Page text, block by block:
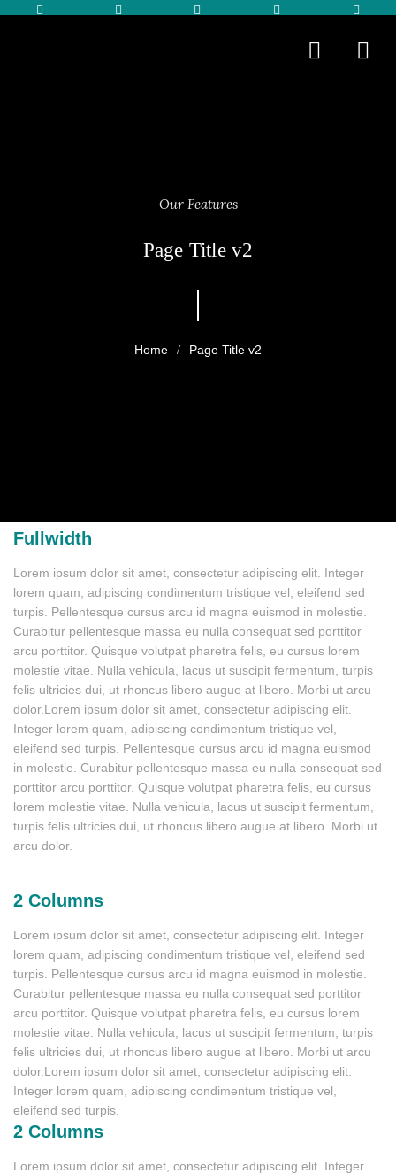
Our Features
Page Title v2
Page Title v2
Fullwidth
Lorem ipsum dolor sit amet, consectetur adipiscing elit. Integer
lorem quam, adipiscing condimentum tristique vel, eleifend sed
turpis. Pellentesque cursus arcu id magna euismod in molestie.
Curabitur pellentesque massa eu nulla consequat sed porttitor
arcu porttitor. Quisque volutpat pharetra felis, eu cursus lorem
molestie vitae. Nulla vehicula, lacus ut suscipit fermentum, turpis
felis ultricies dui, ut rhoncus libero augue at libero. Morbi ut arcu
dolor.Lorem ipsum dolor sit amet, consectetur adipiscing elit.
Integer lorem quam, adipiscing condimentum tristique vel,
eleifend sed turpis. Pellentesque cursus arcu id magna euismod
in molestie. Curabitur pellentesque massa eu nulla consequat sed
porttitor arcu porttitor. Quisque volutpat pharetra felis, eu cursus
lorem molestie vitae. Nulla vehicula, lacus ut suscipit fermentum,
turpis felis ultricies dui, ut rhoncus libero augue at libero. Morbi ut
arcu dolor.
2 Columns
Lorem ipsum dolor sit amet, consectetur adipiscing elit. Integer
lorem quam, adipiscing condimentum tristique vel, eleifend sed
turpis. Pellentesque cursus arcu id magna euismod in molestie.
Curabitur pellentesque massa eu nulla consequat sed porttitor
arcu porttitor. Quisque volutpat pharetra felis, eu cursus lorem
molestie vitae. Nulla vehicula, lacus ut suscipit fermentum, turpis
felis ultricies dui, ut rhoncus libero augue at libero. Morbi ut arcu
dolor.Lorem ipsum dolor sit amet, consectetur adipiscing elit.
Integer lorem quam, adipiscing condimentum tristique vel,
eleifend sed turpis.
2 Columns
Lorem ipsum dolor sit amet, consectetur adipiscing elit. Integer